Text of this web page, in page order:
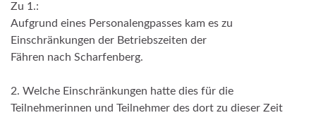
Zu 1.:
Aufgrund eines Personalengpasses kam es zu
Einschränkungen der Betriebszeiten der
Fähren nach Scharfenberg.
2. Welche Einschränkungen hatte dies für die
Teilnehmerinnen und Teilnehmer des dort zu dieser Zeit